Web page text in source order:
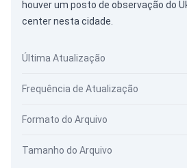
houver um posto de observação do
center nesta cidade.
Última Atualização
Frequência de Atualização
Formato do Arquivo
Tamanho do Arquivo